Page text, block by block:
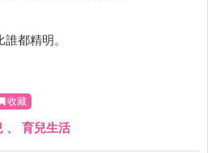
都精明。
收藏
、 育兒生活